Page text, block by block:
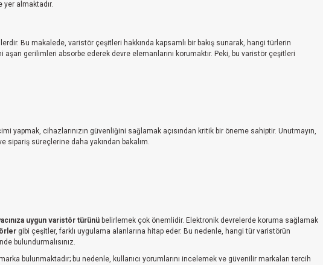
yer almaktadır.
Bu makalede, varistör çeşitleri hakkında kapsamlı bir bakış sunarak, hangi türlerin
gerilimleri absorbe ederek devre elemanlarını korumaktır. Peki, bu varistör çeşitleri
yapmak, cihazlarınızın güvenliğini sağlamak açısından kritik bir öneme sahiptir. Unutmayın,
sipariş süreçlerine daha yakından bakalım.
uygun varistör türünü belirlemek çok önemlidir. Elektronik devrelerde koruma sağlamak
gibi çeşitler, farklı uygulama alanlarına hitap eder. Bu nedenle, hangi tür varistörün
bulundurmalısınız.
bulunmaktadır; bu nedenle, kullanıcı yorumlarını incelemek ve güvenilir markaları tercih